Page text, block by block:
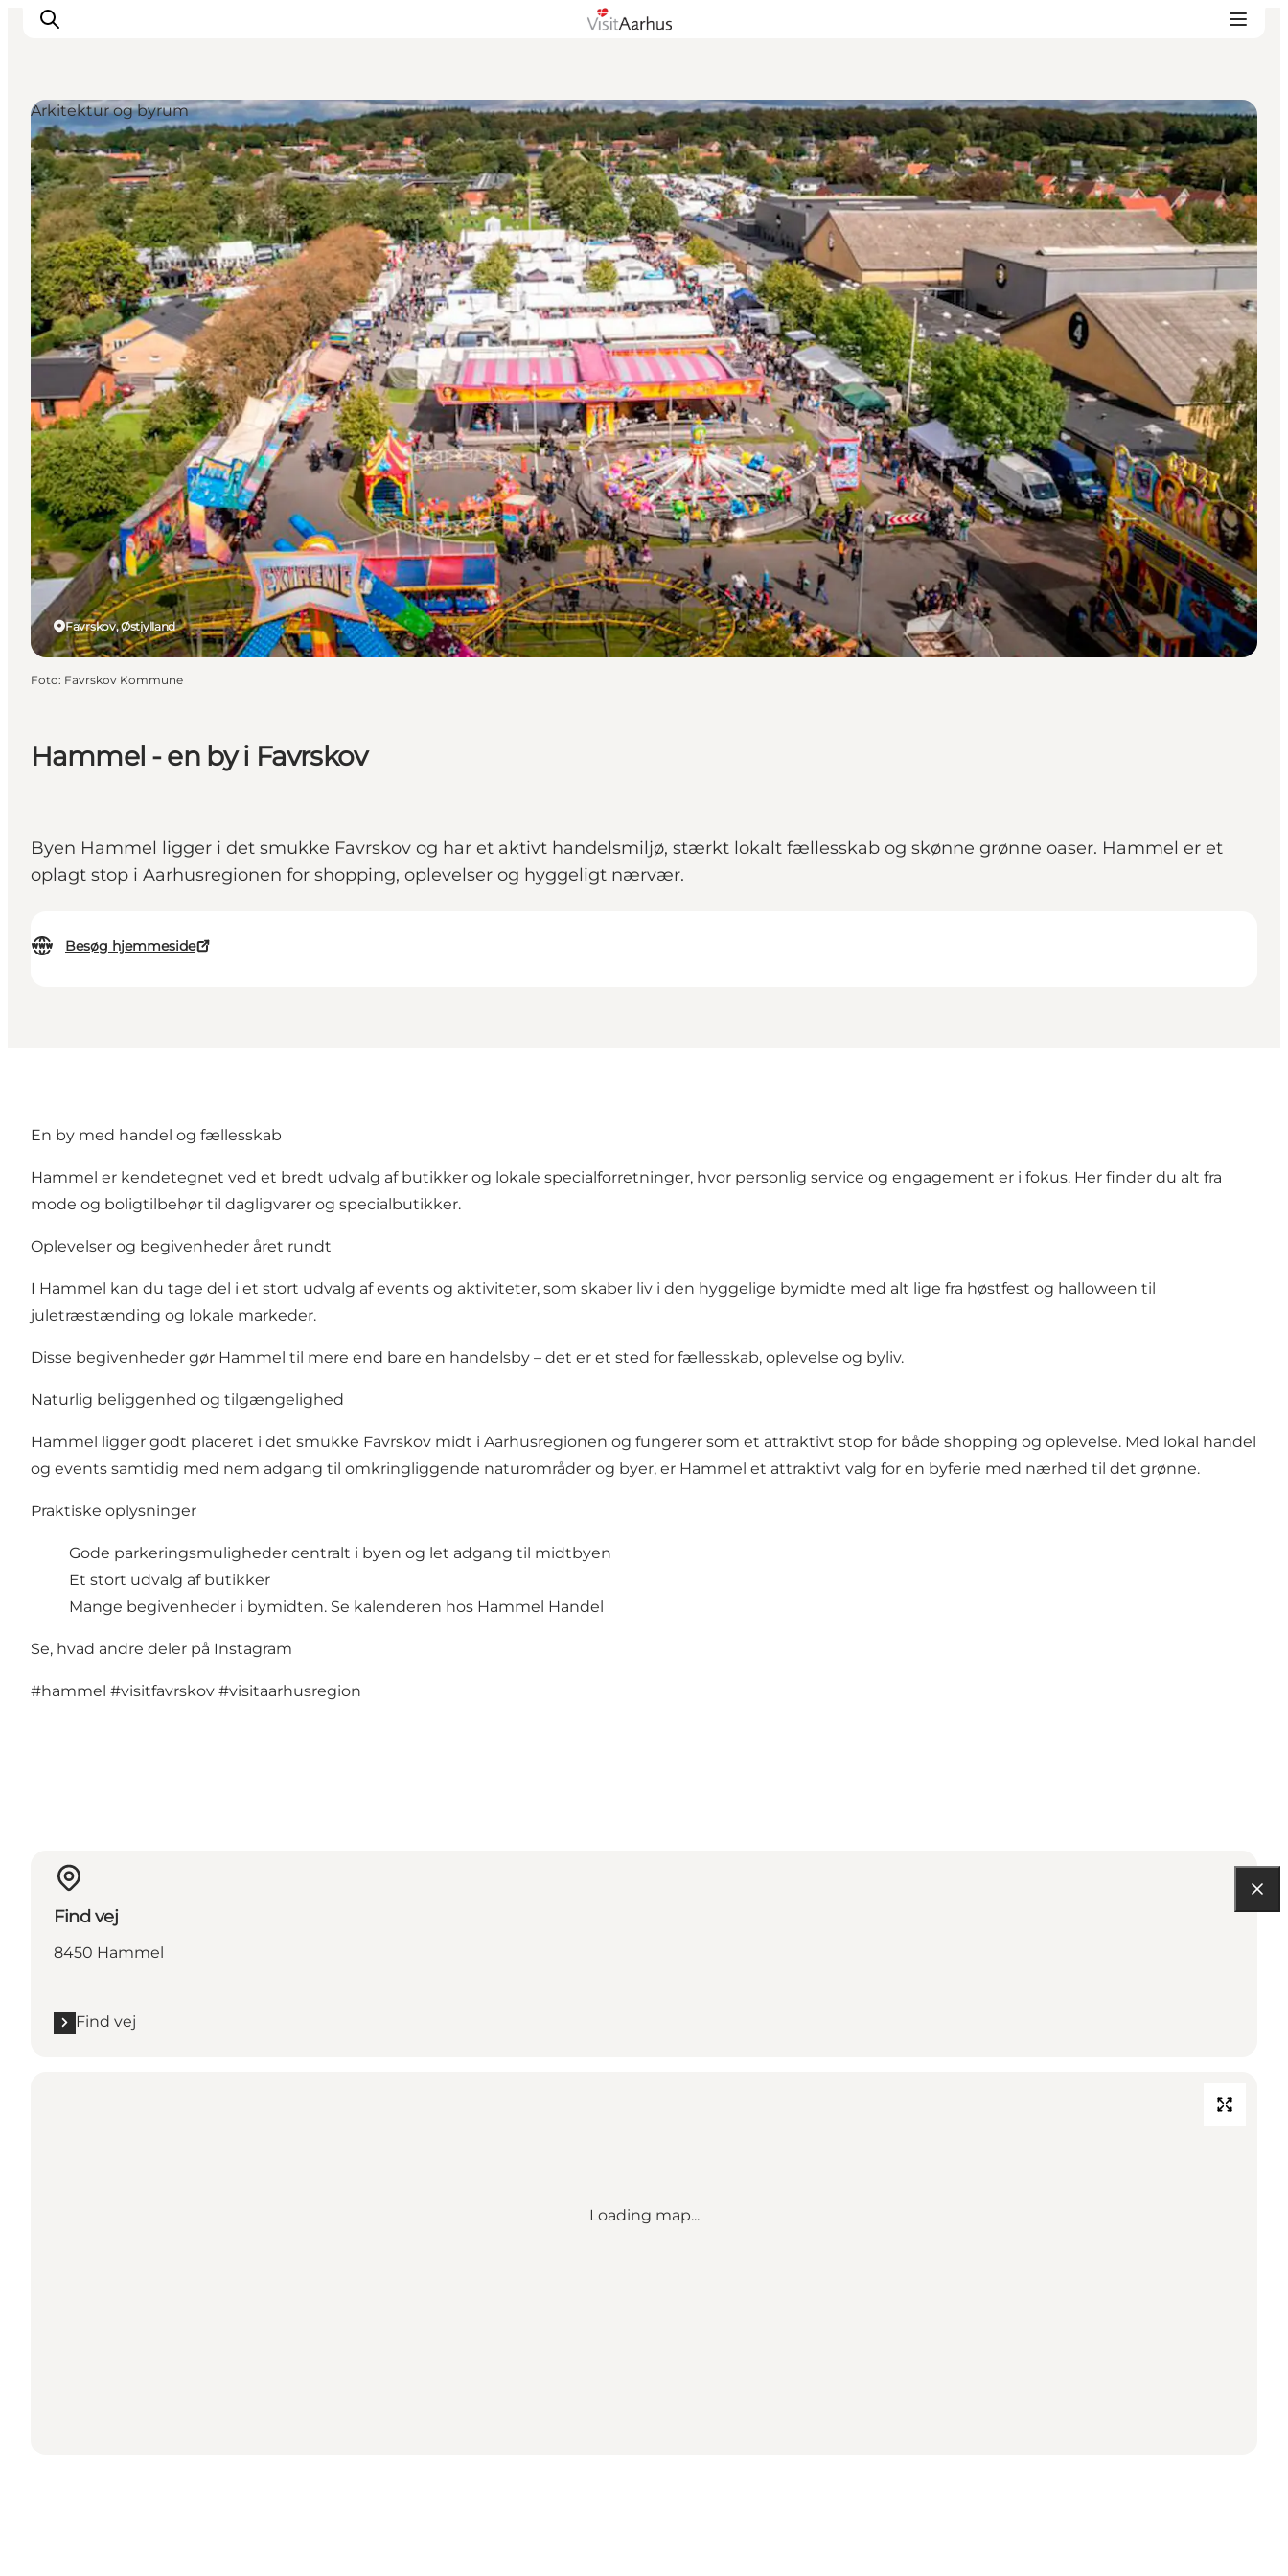
Oplevelser
Kalender
Byer og steder
Planlæg ferien
Transport
Hammel - en by i Favrskov
Byen Hammel ligger i det smukke Favrskov og har et aktivt handelsmiljø, stærkt lokalt fællesskab og skønne grønne oaser. Hammel er et
oplagt stop i Aarhusregionen for shopping, oplevelser og hyggeligt nærvær.
Besøg hjemmeside
Favrskov, Østjylland
Arkitektur og byrum
Foto: Favrskov Kommune
En by med handel og fællesskab
Hammel er kendetegnet ved et bredt udvalg af butikker og lokale specialforretninger, hvor personlig service og engagement er i fokus. Her finder du alt fra
mode og boligtilbehør til dagligvarer og specialbutikker.
Oplevelser og begivenheder året rundt
I Hammel kan du tage del i et stort udvalg af events og aktiviteter, som skaber liv i den hyggelige bymidte med alt lige fra høstfest og halloween til
juletræstænding og lokale markeder.
Disse begivenheder gør Hammel til mere end bare en handelsby – det er et sted for fællesskab, oplevelse og byliv.
Naturlig beliggenhed og tilgængelighed
Hammel ligger godt placeret i det smukke Favrskov midt i Aarhusregionen og fungerer som et attraktivt stop for både shopping og oplevelse. Med lokal handel
og events samtidig med nem adgang til omkringliggende naturområder og byer, er Hammel et attraktivt valg for en byferie med nærhed til det grønne.
Praktiske oplysninger
Gode parkeringsmuligheder centralt i byen og let adgang til midtbyen
Et stort udvalg af butikker
Mange begivenheder i bymidten. Se kalenderen hos Hammel Handel
Se, hvad andre deler på Instagram
#hammel #visitfavrskov #visitaarhusregion
Find vej
8450 Hammel
Find vej
Loading map...